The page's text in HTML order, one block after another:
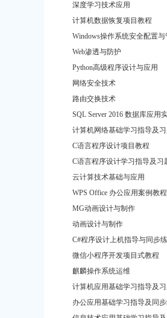
深度学习技术应用
计算机数据恢复项目教程
Windows操作系统安全配置与
Web渗透与防护
Python高级程序设计与应用
网络安全技术
路由交换技术
SQL Server 2016 数据库应用
计算机网络基础学习指导及习
C语言程序设计项目教程
C语言程序设计学习指导及习
云计算技术基础与应用
WPS Office 办公应用案例教程
MG动画设计与制作
动画设计与制作
C#程序设计上机指导与同步练
微信小程序开发项目式教程
麒麟操作系统运维
计算机应用基础学习指导及习
办公应用基础学习指导及同步